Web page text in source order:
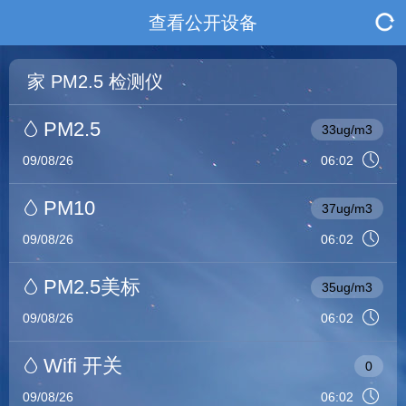
查看公开设备
家 PM2.5 检测仪
PM2.5 33ug/m3
09/08/26 06:02
PM10 37ug/m3
09/08/26 06:02
PM2.5美标 35ug/m3
09/08/26 06:02
Wifi 开关 0
09/08/26 06:02